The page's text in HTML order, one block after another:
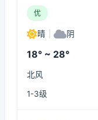
优
晴 阴
18° ~ 28°
北风
1-3级